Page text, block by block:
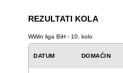
REZULTATI KOLA
WWin liga BiH - 10. kolo
DATUM DOMAĆIN